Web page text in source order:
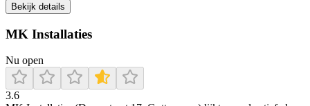
Bekijk details
MK Installaties
Nu open
3.6